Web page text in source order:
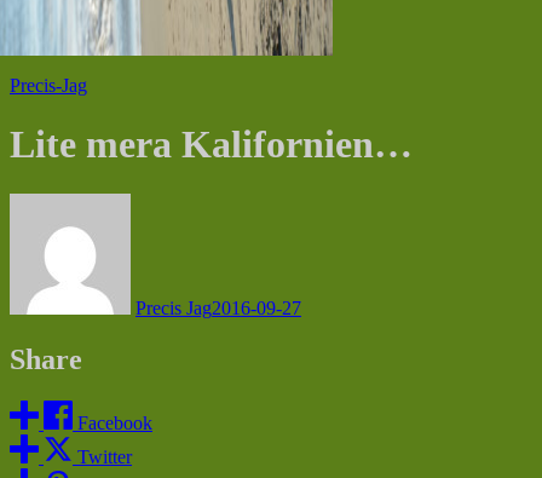
Precis-Jag
Lite mera Kalifornien…
Precis-Jag
Lite mera Kalifornien…
Precis Jag2016-09-27
Share
Facebook
Twitter